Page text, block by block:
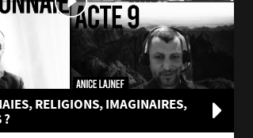
RELIGIONS, IMAGINAIRES,
?